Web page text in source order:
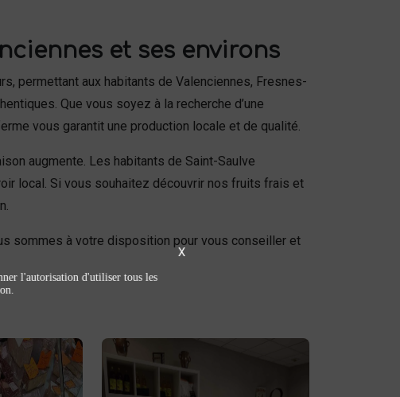
et ses environs
permettant aux habitants de Valenciennes, Fresnes-
Que vous soyez à la recherche d’une
vous garantit une production locale et de qualité.
augmente. Les habitants de Saint-Saulve
local. Si vous souhaitez découvrir nos fruits frais et
sommes à votre disposition pour vous conseiller et
et
Épicerie sucrée /
salée
X
l'autorisation d'utiliser tous les